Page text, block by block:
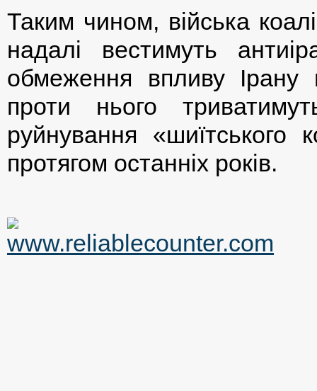
Таким чином, війська
надалі вестимуть
обмеження впливу Ірану
проти нього
руйнування «шиїтського
протягом останніх років.